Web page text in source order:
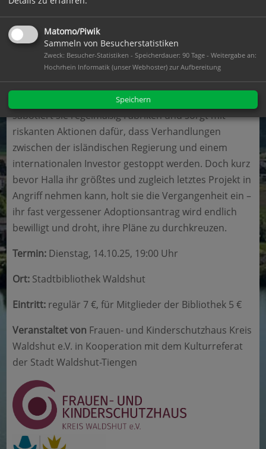
Zwillingsschwester Ása (ebenfalls Halldora
Geirhardsdottir). Kurzum: Sie eckt nicht an. Doch
hinter der vermeintlich biederen Fassade steckt eine
leidenschaftliche Umweltaktivistin, die sich seit Jahren
gegen die lokale Aluminiumindustrie stemmt und für
den Erhalt unberührter Wildnis kämpft.
Unter dem Decknamen „Woman of the Mountain“
sabotiert sie regelmäßig Fabriken und sorgt mit
riskanten Aktionen dafür, dass Verhandlungen
zwischen der isländischen Regierung und einem
internationalen Investor gestoppt werden. Doch kurz
bevor Halla ihr größtes und zugleich letztes Projekt in
Angriff nehmen kann, holt sie die Vergangenheit ein –
ihr fast vergessener Adoptionsantrag wird endlich
bewilligt und droht, ihre Pläne zu durchkreuzen.
Termin: Dienstag, 14.10.25, 19:00 Uhr
Ort: Stadtbibliothek Waldshut
Eintritt: regulär 7 €, für Mitglieder der Bibliothek 5 €
Veranstaltet von Frauen- und Kinderschutzhaus Kreis
Waldshut e.V. in Kooperation mit dem Kulturreferat
der Stadt Waldshut-Tiengen
Matomo/Piwik
Sammeln von Besucherstatistiken
Zweck: Besucher-Statistiken - Speicherdauer: 90 Tage - Weitergabe an:
Hochrhein Informatik (unser Webhoster) zur Aufbereitung
Speichern